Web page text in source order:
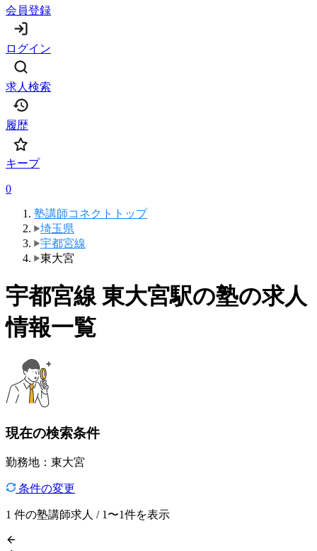
会員登録
ログイン
求人検索
履歴
キープ
0
塾講師コネクトトップ
埼玉県
宇都宮線
東大宮
宇都宮線 東大宮駅の塾の求人
情報一覧
現在の検索条件
勤務地：東大宮
条件の変更
1 件の塾講師求人 / 1〜1件を表示